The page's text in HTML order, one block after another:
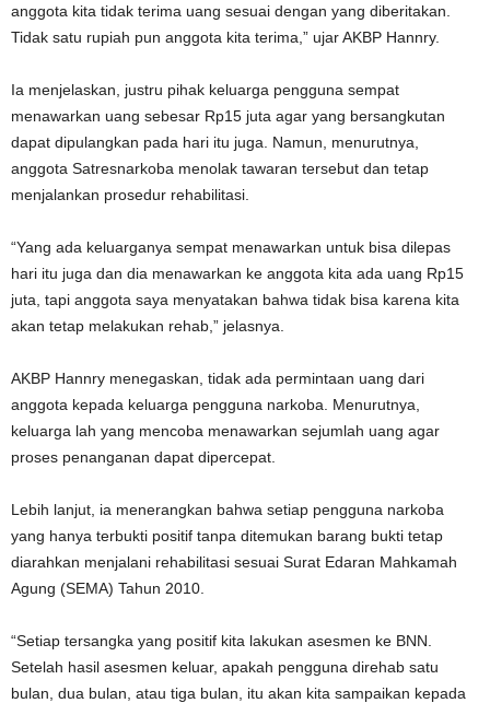
anggota kita tidak terima uang sesuai dengan yang diberitakan.
Tidak satu rupiah pun anggota kita terima,” ujar AKBP Hannry.
Ia menjelaskan, justru pihak keluarga pengguna sempat
menawarkan uang sebesar Rp15 juta agar yang bersangkutan
dapat dipulangkan pada hari itu juga. Namun, menurutnya,
anggota Satresnarkoba menolak tawaran tersebut dan tetap
menjalankan prosedur rehabilitasi.
“Yang ada keluarganya sempat menawarkan untuk bisa dilepas
hari itu juga dan dia menawarkan ke anggota kita ada uang Rp15
juta, tapi anggota saya menyatakan bahwa tidak bisa karena kita
akan tetap melakukan rehab,” jelasnya.
AKBP Hannry menegaskan, tidak ada permintaan uang dari
anggota kepada keluarga pengguna narkoba. Menurutnya,
keluarga lah yang mencoba menawarkan sejumlah uang agar
proses penanganan dapat dipercepat.
Lebih lanjut, ia menerangkan bahwa setiap pengguna narkoba
yang hanya terbukti positif tanpa ditemukan barang bukti tetap
diarahkan menjalani rehabilitasi sesuai Surat Edaran Mahkamah
Agung (SEMA) Tahun 2010.
“Setiap tersangka yang positif kita lakukan asesmen ke BNN.
Setelah hasil asesmen keluar, apakah pengguna direhab satu
bulan, dua bulan, atau tiga bulan, itu akan kita sampaikan kepada